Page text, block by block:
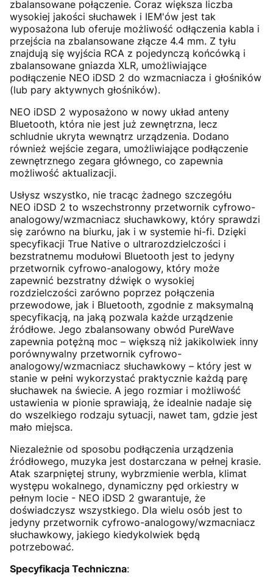
zbalansowane połączenie. Coraz większa liczba
wysokiej jakości słuchawek i IEM'ów jest tak
wyposażona lub oferuje możliwość odłączenia kabla i
przejścia na zbalansowane złącze 4.4 mm. Z tyłu
znajdują się wyjścia RCA z pojedynczą końcówką i
zbalansowane gniazda XLR, umożliwiające
podłączenie NEO iDSD 2 do wzmacniacza i głośników
(lub pary aktywnych głośników).
NEO iDSD 2 wyposażono w nowy układ anteny
Bluetooth, która nie jest już zewnętrzna, lecz
schludnie ukryta wewnątrz urządzenia. Dodano
również wejście zegara, umożliwiające podłączenie
zewnętrznego zegara głównego, co zapewnia
możliwość aktualizacji.
Usłysz wszystko, nie tracąc żadnego szczegółu
NEO iDSD 2 to wszechstronny przetwornik cyfrowo-
analogowy/wzmacniacz słuchawkowy, który sprawdzi
się zarówno na biurku, jak i w systemie hi-fi. Dzięki
specyfikacji True Native o ultrarozdzielczości i
bezstratnemu modułowi Bluetooth jest to jedyny
przetwornik cyfrowo-analogowy, który może
zapewnić bezstratny dźwięk o wysokiej
rozdzielczości zarówno poprzez połączenia
przewodowe, jak i Bluetooth, zgodnie z maksymalną
specyfikacją, na jaką pozwala każde urządzenie
źródłowe. Jego zbalansowany obwód PureWave
zapewnia potężną moc – większą niż jakikolwiek inny
porównywalny przetwornik cyfrowo-
analogowy/wzmacniacz słuchawkowy – który jest w
stanie w pełni wykorzystać praktycznie każdą parę
słuchawek na świecie. A jego rozmiar i możliwość
ustawienia w pionie sprawiają, że idealnie nadaje się
do wszelkiego rodzaju sytuacji, nawet tam, gdzie jest
mało miejsca.
Niezależnie od sposobu podłączenia urządzenia
źródłowego, muzyka jest dostarczana w pełnej krasie.
Atak szarpniętej struny, wybrzmienie werbla, klimat
występu wokalnego, dynamiczny pęd orkiestry w
pełnym locie - NEO iDSD 2 gwarantuje, że
doświadczysz wszystkiego. Dla wielu osób jest to
jedyny przetwornik cyfrowo-analogowy/wzmacniacz
słuchawkowy, jakiego kiedykolwiek będą
potrzebować.
Specyfikacja Techniczna: